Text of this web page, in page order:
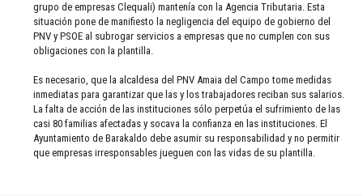
grupo de empresas Clequali) mantenía con la Agencia Tributaria. Esta
situación pone de manifiesto la negligencia del equipo de gobierno del
PNV y PSOE al subrogar servicios a empresas que no cumplen con sus
obligaciones con la plantilla.
Es necesario, que la alcaldesa del PNV Amaia del Campo tome medidas
inmediatas para garantizar que las y los trabajadores reciban sus salarios.
La falta de acción de las instituciones sólo perpetúa el sufrimiento de las
casi 80 familias afectadas y socava la confianza en las instituciones. El
Ayuntamiento de Barakaldo debe asumir su responsabilidad y no permitir
que empresas irresponsables jueguen con las vidas de su plantilla.